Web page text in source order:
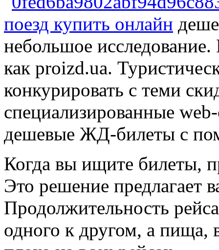
поезд купить онлайн
небольшое
как proizd.ua.
конкурировать с теми
специализированные
дешевые ЖД-билеты с
Когда вы ищите билеты,
Это решение предлагает
Продолжительность
одного к другом, а пища,